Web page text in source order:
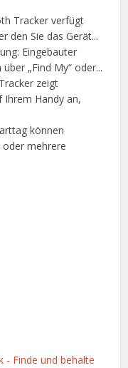
Tracker verfügt
den Sie das Gerät...
Eingebauter
„Find My“ oder...
zeigt
Ihrem Handy an,
können
oder mehrere
- Finde und behalte